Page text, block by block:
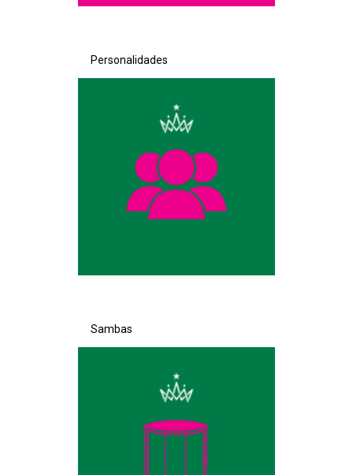
Personalidades
Sambas